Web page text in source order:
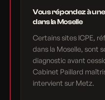
Vous répondez à
dans la Moselle
Certains sites ICPE,
dans la Moselle, sont
diagnostic avant
Cabinet Paillard
intervient sur Metz.